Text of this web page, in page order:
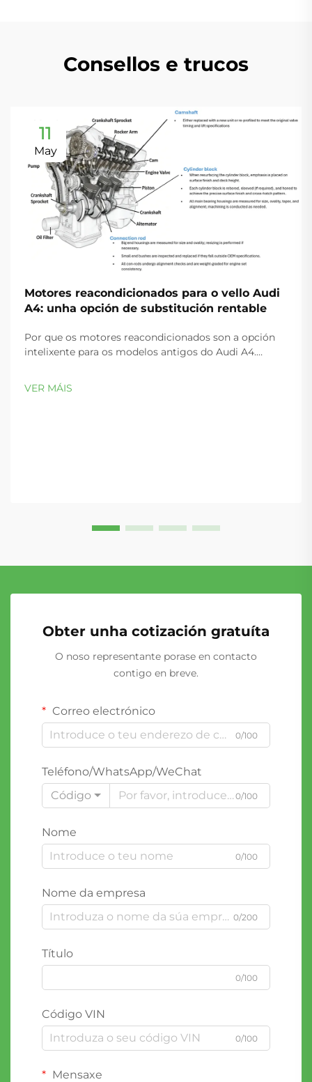
Consellos e trucos
11
May
Motores reacondicionados para o vello Audi
A4: unha opción de substitución rentable
Por que os motores reacondicionados son a opción
intelixente para os modelos antigos do Audi A4.
Audi A4 de 2002–2008. Os motores 1.8T e 2.0T do Audi
A4 de 2002–2008 son propensos a fallos previsíbeis e
VER MÁIS
Obter unha cotización gratuíta
O noso representante porase en contacto
contigo en breve.
Correo electrónico
0/100
Teléfono/WhatsApp/WeChat
Código
0/100
Nome
0/100
Nome da empresa
0/200
Título
0/100
Código VIN
0/100
Mensaxe